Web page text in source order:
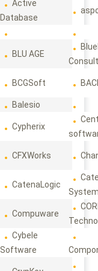
Active
Database
BLU AGE
BCGSoft
Balesio
Cypherix
CFXWorks
CatenaLogic
Compuware
Cybele
Software